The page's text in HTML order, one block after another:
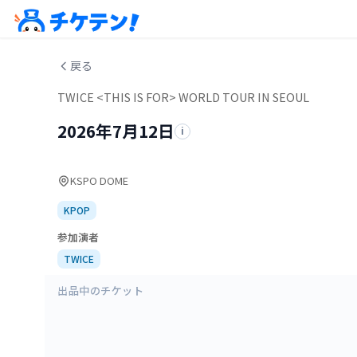
戻る
TWICE <THIS IS FOR> WORLD TOUR IN SEOUL
2026年7月12日 i
KSPO DOME
KPOP
参加演者
TWICE
出品中のチケット